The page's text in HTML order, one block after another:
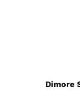
Dimore